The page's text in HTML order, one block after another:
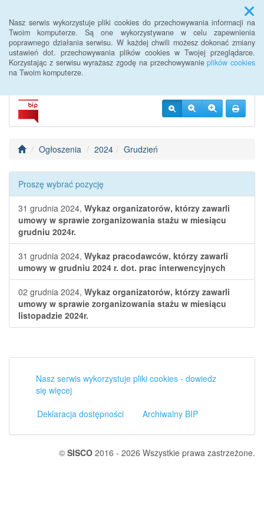
Nasz serwis wykorzystuje pliki cookies do przechowywania informacji na
Twoim komputerze. Są one wykorzystywane w celu zapewnienia
poprawnego działania serwisu. W każdej chwili możesz dokonać zmiany
ustawień dot. przechowywania plików cookies w Twojej przeglądarce.
Korzystając z serwisu wyrażasz zgodę na przechowywanieplików cookies
na Twoim komputerze.
Menu
BIP PUP Słupca
Ogłoszenia 2024 Grudzień
Proszę wybrać pozycję
31 grudnia 2024, Wykaz organizatorów, którzy zawarli
umowy w sprawie zorganizowania stażu w miesiącu
grudniu 2024r.
31 grudnia 2024, Wykaz pracodawców, którzy zawarli
umowy w grudniu 2024 r. dot. prac interwencyjnych
02 grudnia 2024, Wykaz organizatorów, którzy zawarli
umowy w sprawie zorganizowania stażu w miesiącu
listopadzie 2024r.
Nasz serwis wykorzystuje pliki cookies - dowiedz
się więcej
Deklaracja dostępności
Archiwalny BIP
© SISCO 2016 - 2026 Wszystkie prawa zastrzeżone.